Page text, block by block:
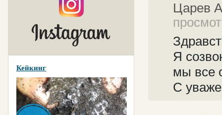
Кейкинг
Царев
Я
мы все
С